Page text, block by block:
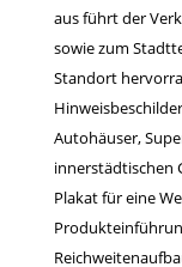
aus führt der
sowie zum
Standort
Autohäuser,
innerstädtischen
Plakat für eine